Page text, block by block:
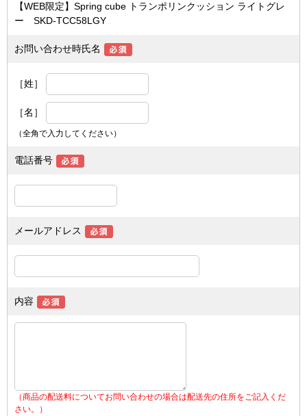
【WEB限定】Spring cube トランポリンクッション ライトグレ
ー SKD-TCC58LGY
お問い合わせ時氏名
［姓］
［名］
（全角で入力してください）
電話番号
メールアドレス
内容
（商品の配送料についてお問い合わせの場合は配送先の住所をご記入くだ
さい。）